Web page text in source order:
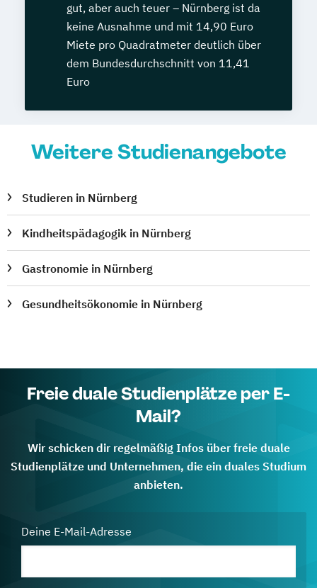
gut, aber auch teuer – Nürnberg ist da
keine Ausnahme und mit 14,90 Euro
Miete pro Quadratmeter deutlich über
dem Bundesdurchschnitt von 11,41
Euro
Weitere Studienangebote
Studieren in Nürnberg
Kindheitspädagogik in Nürnberg
Gastronomie in Nürnberg
Gesundheitsökonomie in Nürnberg
Freie duale Studienplätze per E-
Mail?
Wir schicken dir regelmäßig Infos über freie duale
Studienplätze und Unternehmen, die ein duales Studium
anbieten.
Deine E-Mail-Adresse